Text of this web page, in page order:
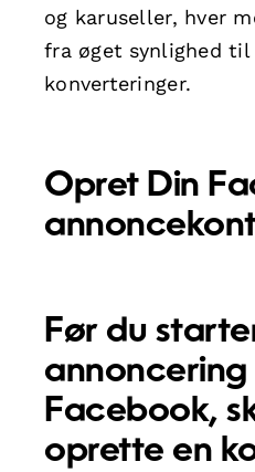
og karuseller, hver
fra øget synlighed
konverteringer.
Opret Din
Før du
annoncering
Facebook,
oprette en